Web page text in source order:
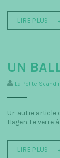
LIRE PLUS
UN
La Petite
Un autre article
Hagen. Le verre
LIRE PLUS